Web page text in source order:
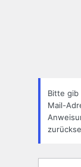
Bitte gib
Mail-